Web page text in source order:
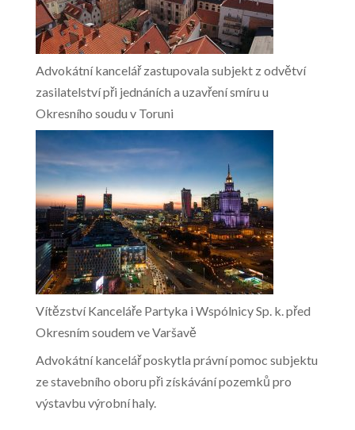
Advokátní kancelář zastupovala subjekt z odvětví
zasilatelství při jednáních a uzavření smíru u
Okresního soudu v Toruni
Vítězství Kanceláře Partyka i Wspólnicy Sp. k. před
Okresním soudem ve Varšavě
Advokátní kancelář poskytla právní pomoc subjektu
ze stavebního oboru při získávání pozemků pro
výstavbu výrobní haly.